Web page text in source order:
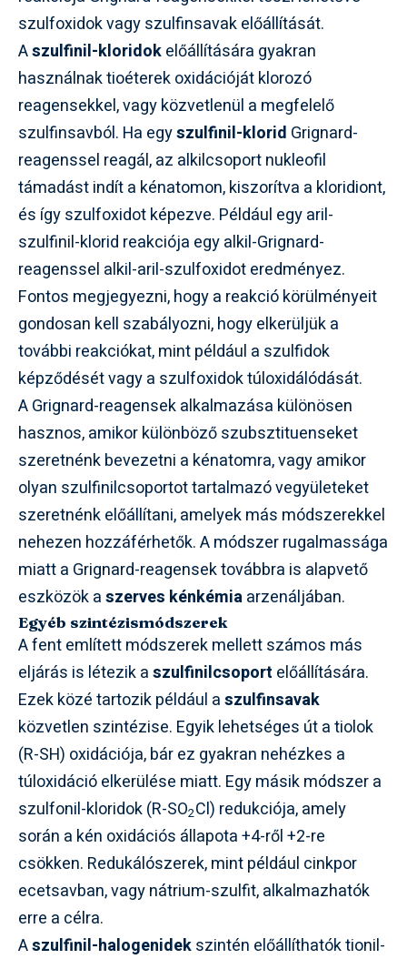
szulfoxidok vagy szulfinsavak előállítását.
Aszulfinil-kloridokelőállítására gyakran
használnak tioéterek oxidációját klorozó
reagensekkel, vagy közvetlenül a megfelelő
szulfinsavból. Ha egyszulfinil-klorid Grignard-
reagenssel reagál, az alkilcsoport nukleofil
támadást indít a kénatomon, kiszorítva a kloridiont,
és így szulfoxidot képezve. Például egy aril-
szulfinil-klorid reakciója egy alkil-Grignard-
reagenssel alkil-aril-szulfoxidot eredményez.
Fontos megjegyezni, hogy a reakció körülményeit
gondosan kell szabályozni, hogy elkerüljük a
további reakciókat, mint például a szulfidok
képződését vagy a szulfoxidok túloxidálódását.
A Grignard-reagensek alkalmazása különösen
hasznos, amikor különböző szubsztituenseket
szeretnénk bevezetni a kénatomra, vagy amikor
olyan szulfinilcsoportot tartalmazó vegyületeket
szeretnénk előállítani, amelyek más módszerekkel
nehezen hozzáférhetők. A módszer rugalmassága
miatt a Grignard-reagensek továbbra is alapvető
eszközök aszerves kénkémiaarzenáljában.
Egyéb szintézismódszerek
A fent említett módszerek mellett számos más
eljárás is létezik aszulfinilcsoport előállítására.
Ezek közé tartozik például aszulfinsavak
közvetlen szintézise. Egyik lehetséges út a tiolok
(R-SH) oxidációja, bár ez gyakran nehézkes a
túloxidáció elkerülése miatt. Egy másik módszer a
szulfonil-kloridok (R-SO2Cl) redukciója, amely
során a kén oxidációs állapota +4-ről +2-re
csökken. Redukálószerek, mint például cinkpor
ecetsavban, vagy nátrium-szulfit, alkalmazhatók
erre a célra.
Aszulfinil-halogenidekszintén előállíthatók tionil-